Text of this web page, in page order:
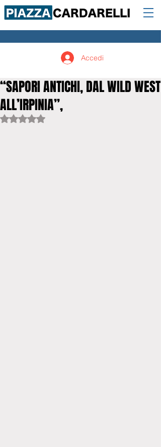
Accedi
“SAPORI ANTICHI, DAL WILD WEST
ALL’IRPINIA”,
Valutazione NaN stelle su 5.